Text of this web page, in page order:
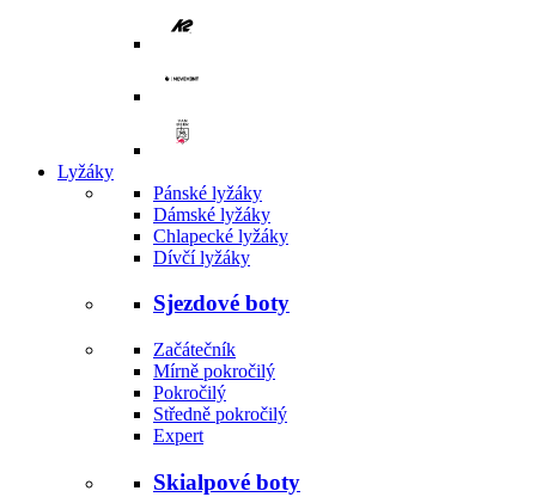
Lyžáky
Pánské lyžáky
Dámské lyžáky
Chlapecké lyžáky
Dívčí lyžáky
Sjezdové boty
Začátečník
Mírně pokročilý
Pokročilý
Středně pokročilý
Expert
Skialpové boty